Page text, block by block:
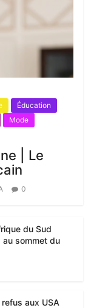
Éducation
Mode
| Le
0
du Sud
au sommet du
refus aux USA